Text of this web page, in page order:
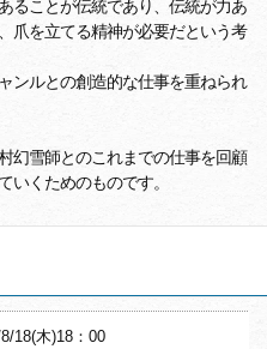
ることが伝統であり、伝統が力あ
爪を立てる精神が必要だという考
ンルとの創造的な仕事を重ねられ
幻雪師とのこれまでの仕事を回顧
いくためのものです。
18(木)18：00